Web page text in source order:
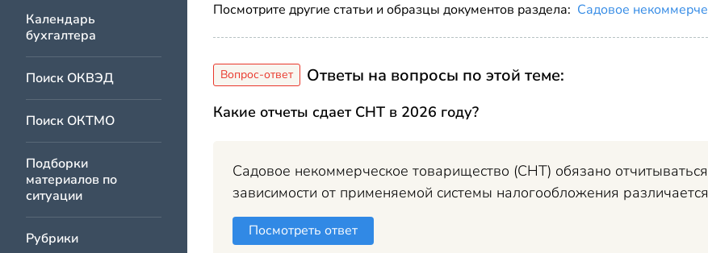
Календарь
бухгалтера
Поиск ОКВЭД
Поиск ОКТМО
Подборки
материалов по
ситуации
Рубрики
Посмотрите другие статьи и образцы документов раздела: Садовое
Ответы на вопросы по этой теме:
Какие отчеты сдает СНТ в 2026 году?
Садовое некоммерческое товарищество (СНТ) обязано
зависимости от применяемой системы налогообложения
Посмотреть ответ